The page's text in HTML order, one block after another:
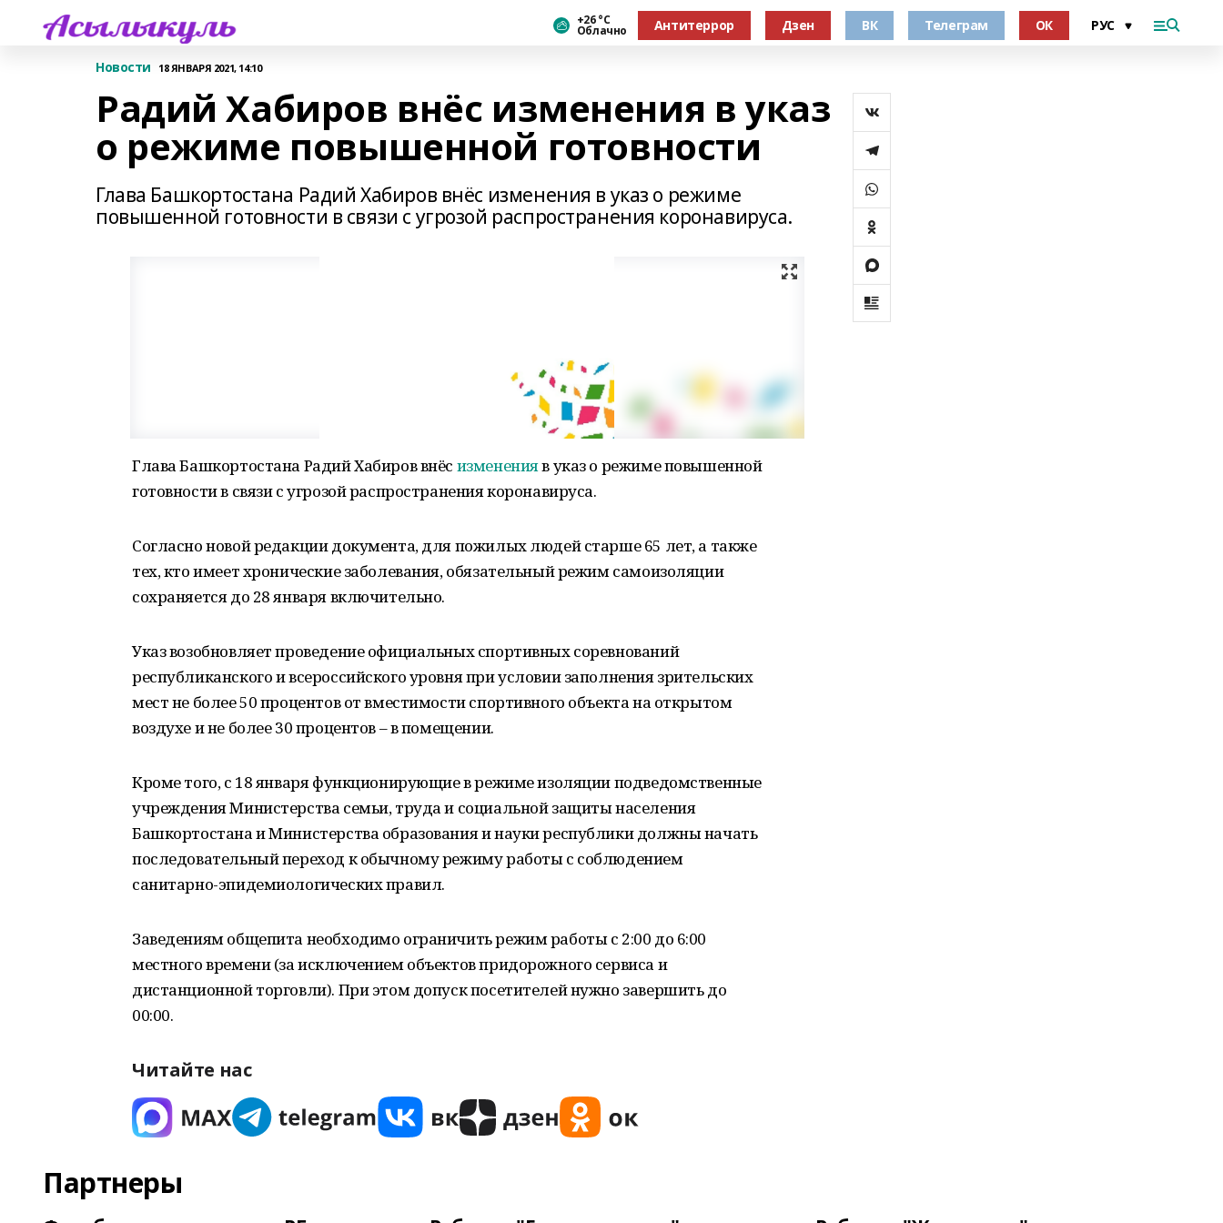
+26 °С
Облачно Антитеррор Дзен ВК Телеграм ОК
Новости 18 ЯНВАРЯ 2021, 14:10
Радий Хабиров внёс изменения в указ
о режиме повышенной готовности
Глава Башкортостана Радий Хабиров внёс изменения в указ о режиме
повышенной готовности в связи с угрозой распространения коронавируса.
Глава Башкортостана Радий Хабиров внёс измененияв указ о режиме повышенной
готовности в связи с угрозой распространения коронавируса.
Согласно новой редакции документа, для пожилых людей старше 65 лет, а также
тех, кто имеет хронические заболевания, обязательный режим самоизоляции
сохраняется до 28 января включительно.
Указ возобновляет проведение официальных спортивных соревнований
республиканского и всероссийского уровня при условии заполнения зрительских
мест не более 50 процентов от вместимости спортивного объекта на открытом
воздухе и не более 30 процентов – в помещении.
Кроме того, с 18 января функционирующие в режиме изоляции подведомственные
учреждения Министерства семьи, труда и социальной защиты населения
Башкортостана и Министерства образования и науки республики должны начать
последовательный переход к обычному режиму работы с соблюдением
санитарно-эпидемиологических правил.
Заведениям общепита необходимо ограничить режим работы с 2:00 до 6:00
местного времени (за исключением объектов придорожного сервиса и
дистанционной торговли). При этом допуск посетителей нужно завершить до
00:00.
Читайте нас
Партнеры